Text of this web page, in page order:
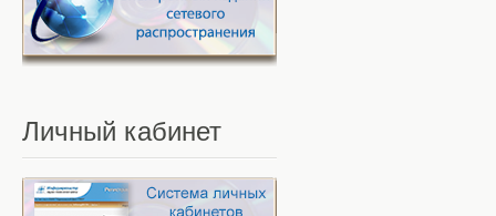
Личный кабинет